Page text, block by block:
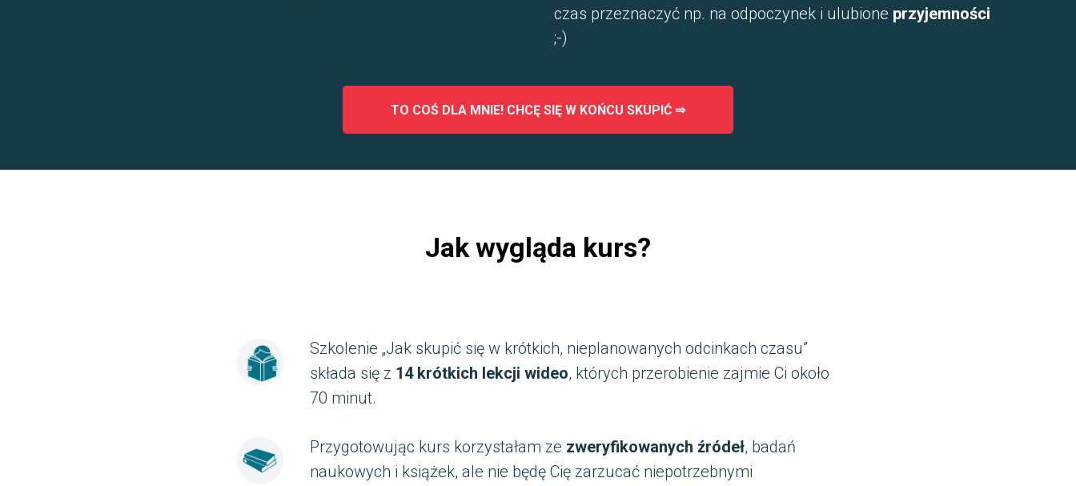
czas przeznaczyć np. na odpoczynek i ulubione przyjemności
;-)
TO COŚ DLA MNIE! CHCĘ SIĘ W KOŃCU SKUPIĆ ⇒
Jak wygląda kurs?
Szkolenie „Jak skupić się w krótkich, nieplanowanych odcinkach czasu”
składa się z 14 krótkich lekcji wideo, których przerobienie zajmie Ci około
70 minut.
Przygotowując kurs korzystałam ze zweryfikowanych źródeł, badań
naukowych i książek, ale nie będę Cię zarzucać niepotrzebnymi